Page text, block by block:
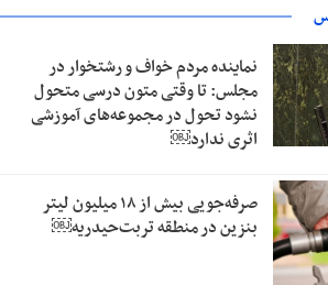
نماینده مردم خواف و رشتخوار در
مجلس: تا وقتی متون درسی متحول
نشود تحول در مجموعه‌های آموزشی
اثری ندارد￼
صرفه‌جویی بیش از ۱۸ میلیون لیتر
بنزین در منطقه تربت‌حیدریه￼